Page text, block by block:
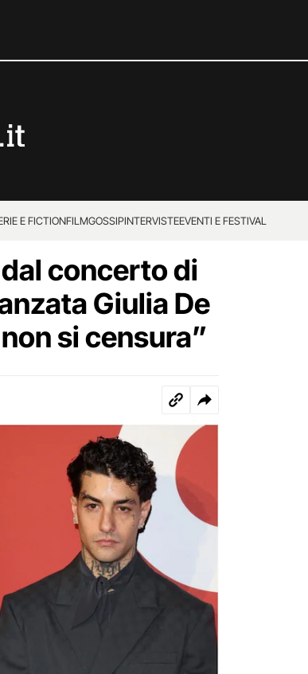
E FICTIONFILMGOSSIPINTERVISTEEVENTI E FESTIVAL
concerto di
Giulia De
si censura”